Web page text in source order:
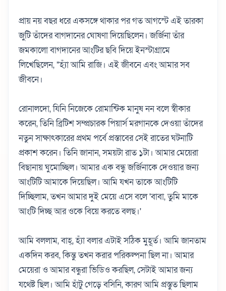
প্রায় নয় বছর ধরে একসঙ্গে থাকার পর গত আগস্টে এই তারকা
জুটি তাঁদের বাগদানের ঘোষণা দিয়েছিলেন। জর্জিনা তাঁর
জমকালো বাগদানের আংটির ছবি দিয়ে ইনস্টাগ্রামে
লিখেছিলেন, "হ্যাঁ আমি রাজি। এই জীবনে এবং আমার সব
জীবনে।
রোনালদো, যিনি নিজেকে রোমান্টিক মানুষ নন বলে স্বীকার
করেন, তিনি ব্রিটিশ সম্প্রচারক পিয়ার্স মরগানকে দেওয়া তাঁদের
নতুন সাক্ষাৎকারের প্রথম পর্বে প্রস্তাবের সেই রাতের ঘটনাটি
প্রকাশ করেন। তিনি জানান, সময়টা রাত ১টা। আমার মেয়েরা
বিছানায় ঘুমোচ্ছিল। আমার এক বন্ধু জর্জিনাকে দেওয়ার জন্য
আংটিটি আমাকে দিয়েছিল। আমি যখন তাকে আংটিটি
দিচ্ছিলাম, তখন আমার দুই মেয়ে এসে বলে 'বাবা, তুমি মাকে
আংটি দিচ্ছ আর ওকে বিয়ে করতে বলছ।'
আমি বললাম, বাহ্, হ্যাঁ বলার এটাই সঠিক মুহূর্ত। আমি জানতাম
একদিন করব, কিন্তু তখন করার পরিকল্পনা ছিল না। আমার
মেয়েরা ও আমার বন্ধুরা ভিডিও করছিল, সেটাই আমার জন্য
যথেষ্ট ছিল। আমি হাঁটু গেড়ে বসিনি, কারণ আমি প্রস্তুত ছিলাম